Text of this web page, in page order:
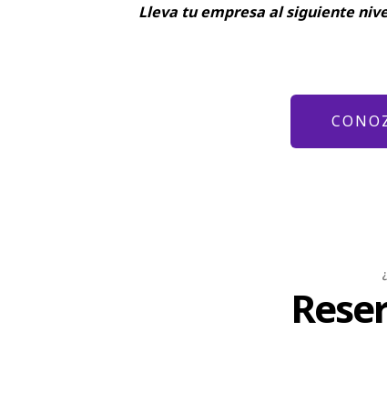
Lleva tu empresa al siguiente